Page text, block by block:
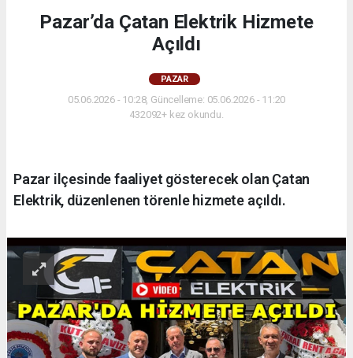
Pazar’da Çatan Elektrik Hizmete
Açıldı
PAZAR
05.06.2026 - 10:28, Güncelleme: 05.06.2026 - 11:20
432092+ kez okundu.
Pazar ilçesinde faaliyet gösterecek olan Çatan
Elektrik, düzenlenen törenle hizmete açıldı.